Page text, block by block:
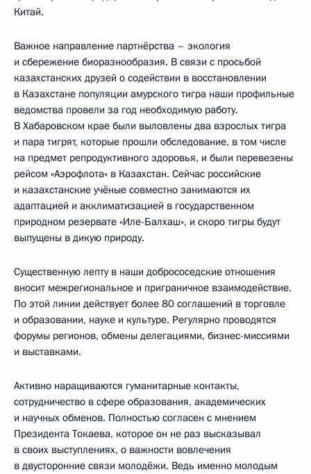
Китай.
Важное направление партнёрства – экология
и сбережение биоразнообразия. В связи с просьбой
казахстанских друзей о содействии в восстановлении
в Казахстане популяции амурского тигра наши профильные
ведомства провели за год необходимую работу.
В Хабаровском крае были выловлены два взрослых тигра
и пара тигрят, которые прошли обследование, в том числе
на предмет репродуктивного здоровья, и были перевезены
рейсом «Аэрофлота» в Казахстан. Сейчас российские
и казахстанские учёные совместно занимаются их
адаптацией и акклиматизацией в государственном
природном резервате «Иле-Балхаш», и скоро тигры будут
выпущены в дикую природу.
Существенную лепту в наши добрососедские отношения
вносит межрегиональное и приграничное взаимодействие.
По этой линии действует более 80 соглашений в торговле
и образовании, науке и культуре. Регулярно проводятся
форумы регионов, обмены делегациями, бизнес-миссиями
и выставками.
Активно наращиваются гуманитарные контакты,
сотрудничество в сфере образования, академических
и научных обменов. Полностью согласен с мнением
Президента Токаева, которое он не раз высказывал
в своих выступлениях, о важности вовлечения
в двусторонние связи молодёжи. Ведь именно молодым